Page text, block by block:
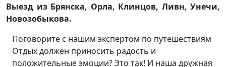
Выезд из Брянска, Орла, Клинцов, Ливн, Унечи,
Новозобыкова.
Поговорите с нашим экспертом по путешествиям
Отдых должен приносить радость и
положительные эмоции? Это так! И наша дружная